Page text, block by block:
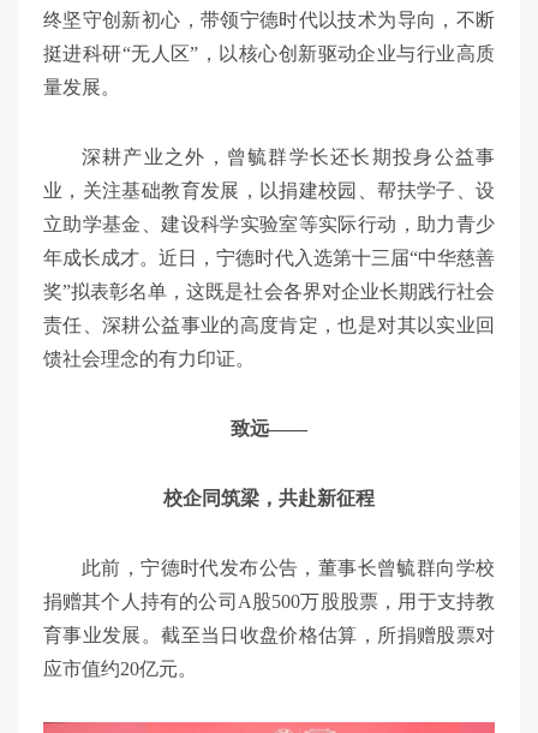
终坚守创新初心，带领宁德时代以技术为导向，不断
挺进科研“无人区”，以核心创新驱动企业与行业高质
量发展。
深耕产业之外，曾毓群学长还长期投身公益事
业，关注基础教育发展，以捐建校园、帮扶学子、设
立助学基金、建设科学实验室等实际行动，助力青少
年成长成才。近日，宁德时代入选第十三届“中华慈善
奖”拟表彰名单，这既是社会各界对企业长期践行社会
责任、深耕公益事业的高度肯定，也是对其以实业回
馈社会理念的有力印证。
致远——
校企同筑梁，共赴新征程
此前，宁德时代发布公告，董事长曾毓群向学校
捐赠其个人持有的公司A股500万股股票，用于支持教
育事业发展。截至当日收盘价格估算，所捐赠股票对
应市值约20亿元。